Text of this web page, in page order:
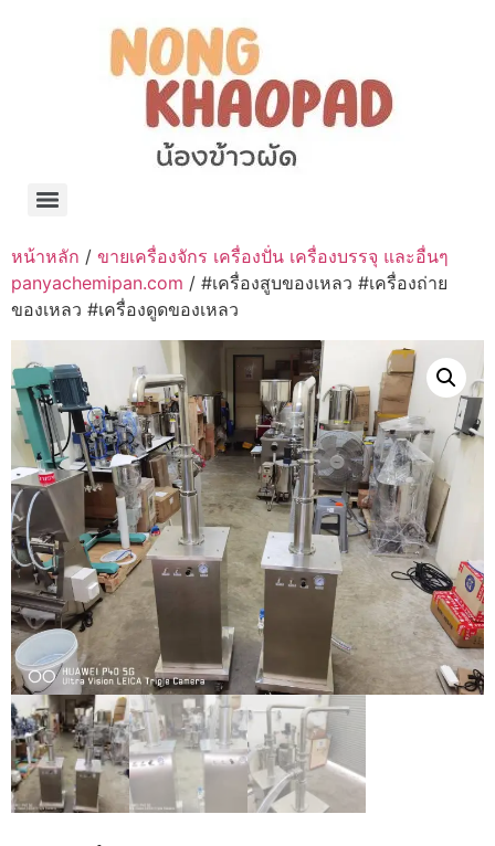
หน้าหลัก / ขายเครื่องจักร เครื่องปั่น เครื่องบรรจุ และอื่นๆ
panyachemipan.com / #เครื่องสูบของเหลว #เครื่องถ่าย
ของเหลว #เครื่องดูดของเหลว